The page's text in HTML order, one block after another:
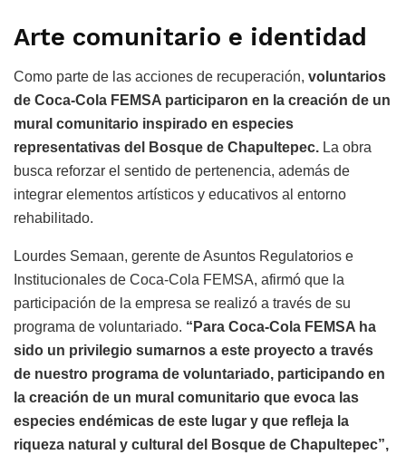
Arte comunitario e identidad
Como parte de las acciones de recuperación, voluntarios
de Coca-Cola FEMSA participaron en la creación de un
mural comunitario inspirado en especies
representativas del Bosque de Chapultepec. La obra
busca reforzar el sentido de pertenencia, además de
integrar elementos artísticos y educativos al entorno
rehabilitado.
Lourdes Semaan, gerente de Asuntos Regulatorios e
Institucionales de Coca-Cola FEMSA, afirmó que la
participación de la empresa se realizó a través de su
programa de voluntariado. “Para Coca-Cola FEMSA ha
sido un privilegio sumarnos a este proyecto a través
de nuestro programa de voluntariado, participando en
la creación de un mural comunitario que evoca las
especies endémicas de este lugar y que refleja la
riqueza natural y cultural del Bosque de Chapultepec”,